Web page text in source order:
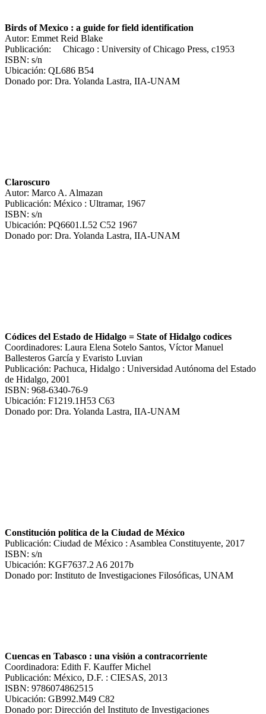
Birds of Mexico : a guide for field identification
Autor: Emmet Reid Blake
Publicación: Chicago : University of Chicago Press, c1953
ISBN: s/n
Ubicación: QL686 B54
Donado por: Dra. Yolanda Lastra, IIA-UNAM
Claroscuro
Autor: Marco A. Almazan
Publicación: México : Ultramar, 1967
ISBN: s/n
Ubicación: PQ6601.L52 C52 1967
Donado por: Dra. Yolanda Lastra, IIA-UNAM
Códices del Estado de Hidalgo = State of Hidalgo codices
Coordinadores: Laura Elena Sotelo Santos, Víctor Manuel
Ballesteros García y Evaristo Luvian
Publicación: Pachuca, Hidalgo : Universidad Autónoma del Estado
de Hidalgo, 2001
ISBN: 968-6340-76-9
Ubicación: F1219.1H53 C63
Donado por: Dra. Yolanda Lastra, IIA-UNAM
Constitución política de la Ciudad de México
Publicación: Ciudad de México : Asamblea Constituyente, 2017
ISBN: s/n
Ubicación: KGF7637.2 A6 2017b
Donado por: Instituto de Investigaciones Filosóficas, UNAM
Cuencas en Tabasco : una visión a contracorriente
Coordinadora: Edith F. Kauffer Michel
Publicación: México, D.F. : CIESAS, 2013
ISBN: 9786074862515
Ubicación: GB992.M49 C82
Donado por: Dirección del Instituto de Investigaciones